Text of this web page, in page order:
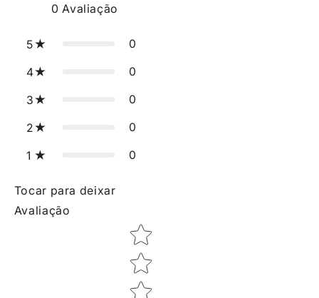
0 Avaliação
5 0
4 0
3 0
2 0
1 0
Tocar para deixar
Avaliação
Star rating